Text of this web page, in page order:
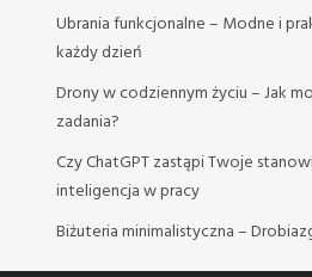
Ubrania funkcjonalne – Modne i
każdy dzień
Drony w codziennym życiu – Jak
zadania?
Czy ChatGPT zastąpi Twoje
inteligencja w pracy
Biżuteria minimalistyczna –